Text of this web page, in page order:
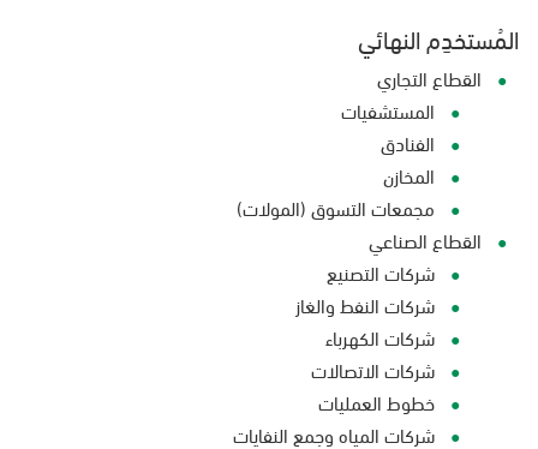
المُستخدِم النهائي
القطاع التجاري
المستشفيات
الفنادق
المخازن
مجمعات التسوق (المولات)
القطاع الصناعي
شركات التصنيع
شركات النفط والغاز
شركات الكهرباء
شركات الاتصالات
خطوط العمليات
شركات المياه وجمع النفايات